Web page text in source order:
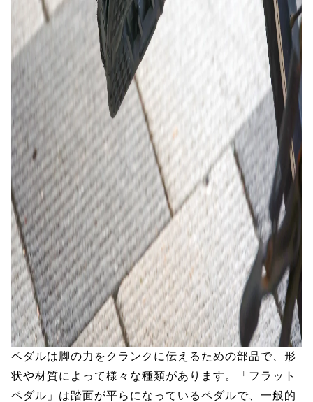
ペダルは脚の力をクランクに伝えるための部品で、形
状や材質によって様々な種類があります。「フラット
ペダル」は踏面が平らになっているペダルで、一般的